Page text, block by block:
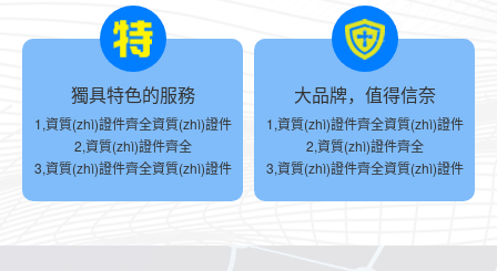
獨具特色的服務
1,資質(zhì)證件齊全資質(zhì)證件
2,資質(zhì)證件齊全
3,資質(zhì)證件齊全資質(zhì)證件
大品牌，值得信奈
1,資質(zhì)證件齊全資質(zhì)證件
2,資質(zhì)證件齊全
3,資質(zhì)證件齊全資質(zhì)證件